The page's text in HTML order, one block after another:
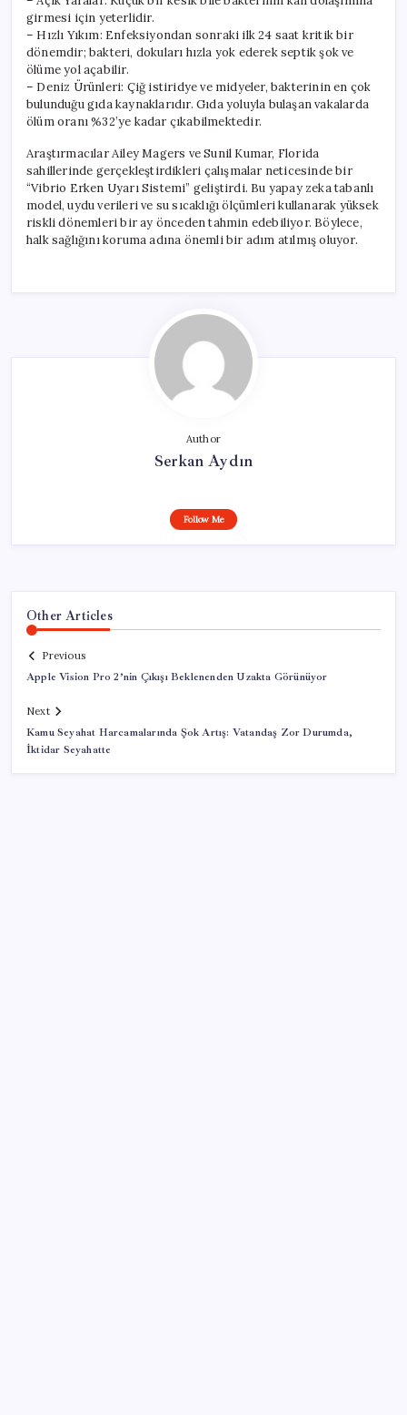
girmesi için yeterlidir.
– Hızlı Yıkım: Enfeksiyondan sonraki ilk 24 saat kritik bir
dönemdir; bakteri, dokuları hızla yok ederek septik şok ve
ölüme yol açabilir.
– Deniz Ürünleri: Çiğ istiridye ve midyeler, bakterinin en çok
bulunduğu gıda kaynaklarıdır. Gıda yoluyla bulaşan vakalarda
ölüm oranı %32’ye kadar çıkabilmektedir.
Araştırmacılar Ailey Magers ve Sunil Kumar, Florida
sahillerinde gerçekleştirdikleri çalışmalar neticesinde bir
“Vibrio Erken Uyarı Sistemi” geliştirdi. Bu yapay zeka tabanlı
model, uydu verileri ve su sıcaklığı ölçümleri kullanarak yüksek
riskli dönemleri bir ay önceden tahmin edebiliyor. Böylece,
halk sağlığını koruma adına önemli bir adım atılmış oluyor.
Author
Serkan Aydın
Follow Me
Other Articles
Previous
Apple Vision Pro 2’nin Çıkışı Beklenenden Uzakta Görünüyor
Next
Kamu Seyahat Harcamalarında Şok Artış: Vatandaş Zor Durumda,
İktidar Seyahatte